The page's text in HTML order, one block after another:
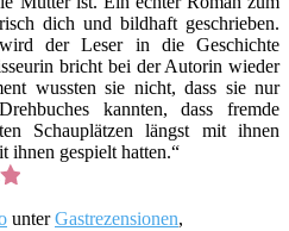
dich und bildhaft geschrieben.
der Leser in die Geschichte
bricht bei der Autorin wieder
wussten sie nicht, dass sie nur
kannten, dass fremde
Schauplätzen längst mit ihnen
ihnen gespielt hatten.“
unterGastrezensionen,